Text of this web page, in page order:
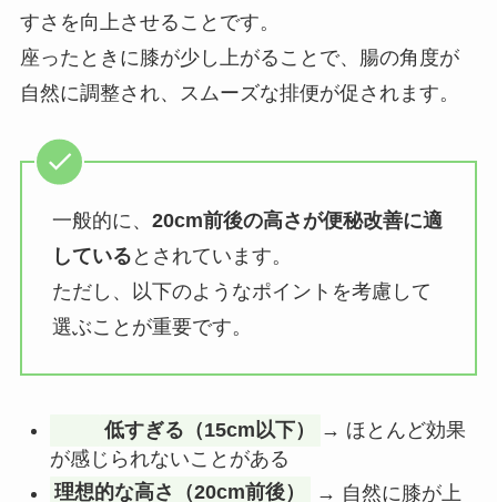
すさを向上させることです。
座ったときに膝が少し上がることで、腸の角度が
自然に調整され、スムーズな排便が促されます。
一般的に、 20cm前後の高さが便秘改善に適
している とされています。
ただし、以下のようなポイントを考慮して
選ぶことが重要です。
低すぎる（15cm以下）
→ ほとんど効果
が感じられないことがある
理想的な高さ（20cm前後）
→ 自然に膝が上